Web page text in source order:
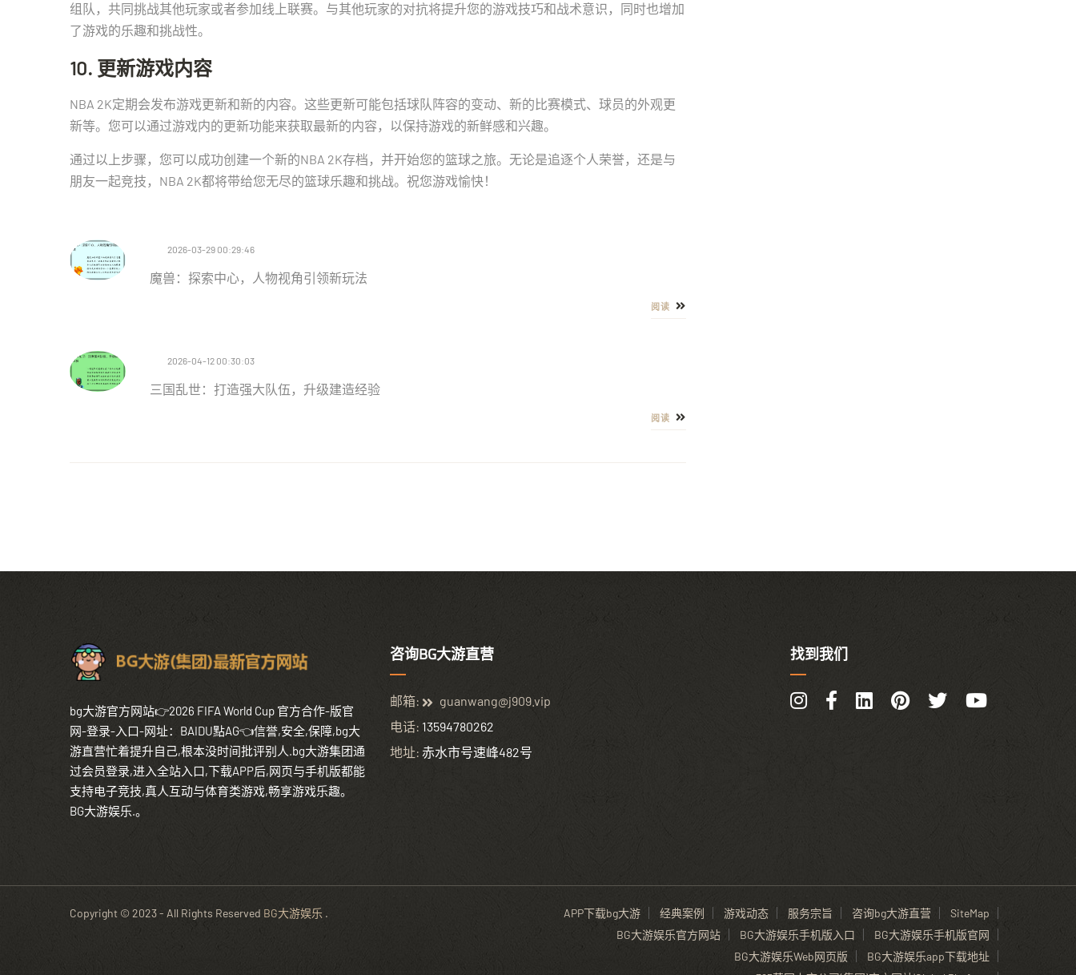
组队，共同挑战其他玩家或者参加线上联赛。与其他玩家的对抗将提升您的游戏技巧和战术意识，同时也增加
了游戏的乐趣和挑战性。
10. 更新游戏内容
NBA 2K定期会发布游戏更新和新的内容。这些更新可能包括球队阵容的变动、新的比赛模式、球员的外观更
新等。您可以通过游戏内的更新功能来获取最新的内容，以保持游戏的新鲜感和兴趣。
通过以上步骤，您可以成功创建一个新的NBA 2K存档，并开始您的篮球之旅。无论是追逐个人荣誉，还是与
朋友一起竞技，NBA 2K都将带给您无尽的篮球乐趣和挑战。祝您游戏愉快！
2026-03-29 00:29:46
魔兽：探索中心，人物视角引领新玩法
阅读
2026-04-12 00:30:03
三国乱世：打造强大队伍，升级建造经验
阅读
bg大游官方网站👉2026 FIFA World Cup 官方合作-版官
网-登录-入口-网址：BAIDU點AG👈信誉,安全,保障,bg大
游直营忙着提升自己,根本没时间批评别人.bg大游集团通
过会员登录,进入全站入口,下载APP后,网页与手机版都能
支持电子竞技,真人互动与体育类游戏,畅享游戏乐趣。
BG大游娱乐.。
咨询BG大游直营
邮箱:
guanwang@j909.vip
电话: 13594780262
地址: 赤水市号速峰482号
找到我们
Copyright © 2023 - All Rights Reserved BG大游娱乐 . APP下载bg大游 经典案例 游戏动态 服务宗旨 咨询bg大游直营
SiteMap
BG大游娱乐官方网站
BG大游娱乐手机版入口
BG大游娱乐手机版官网
BG大游娱乐Web网页版
BG大游娱乐app下载地址